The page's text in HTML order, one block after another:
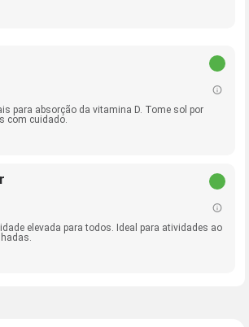
para absorção da vitamina D. Tome sol por
com cuidado.
elevada para todos. Ideal para atividades ao